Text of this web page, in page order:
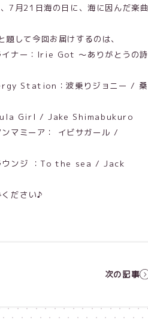
7月21日海の日に、海に因んだ楽曲
して今回お届けするのは、
イナー：Irie Got ～ありがとうの詩
Station：波乗りジョニー / 桑
Hula Girl / Jake Shimabukuro
ンマミーア： イビサガール /
ウンジ ：To the sea / Jack
ださい♪
次の記事